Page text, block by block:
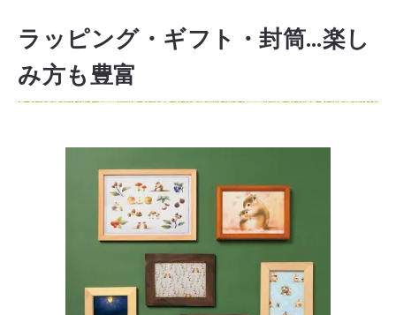
ラッピング・ギフト・封筒…楽し
み方も豊富